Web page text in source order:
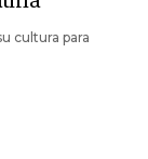
cultura para